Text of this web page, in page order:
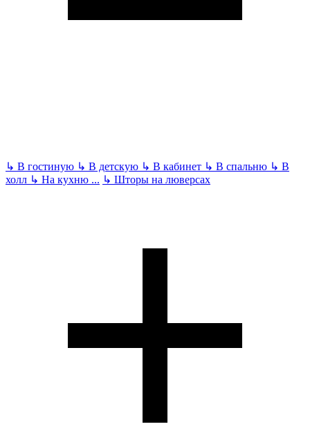
↳ В гостиную ↳ В детскую ↳ В кабинет ↳ В спальню ↳ В
холл ↳ На кухню ... ↳ Шторы на люверсах